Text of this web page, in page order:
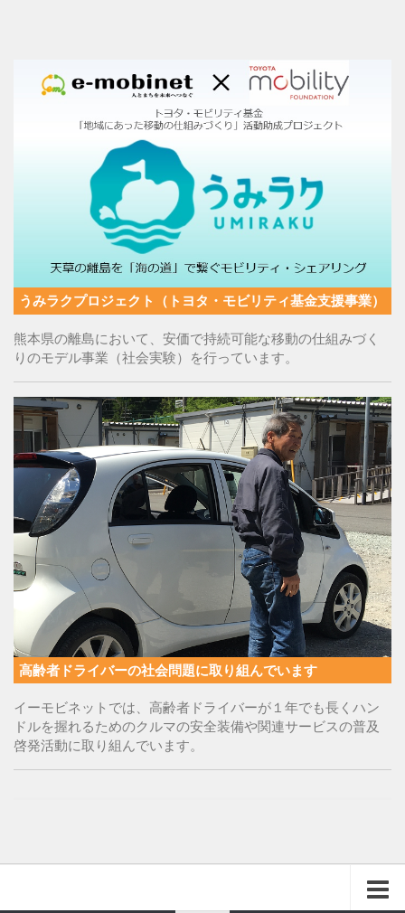
うみラクプロジェクト（トヨタ・モビリティ基金支援事業）
熊本県の離島において、安価で持続可能な移動の仕組みづく
りのモデル事業（社会実験）を行っています。
高齢者ドライバーの社会問題に取り組んでいます
イーモビネットでは、高齢者ドライバーが１年でも長くハン
ドルを握れるためのクルマの安全装備や関連サービスの普及
啓発活動に取り組んでいます。